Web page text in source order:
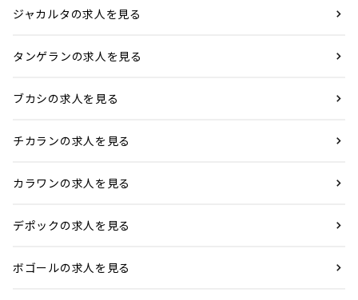
ジャカルタの求人を見る
タンゲランの求人を見る
ブカシの求人を見る
チカランの求人を見る
カラワンの求人を見る
デポックの求人を見る
ボゴールの求人を見る